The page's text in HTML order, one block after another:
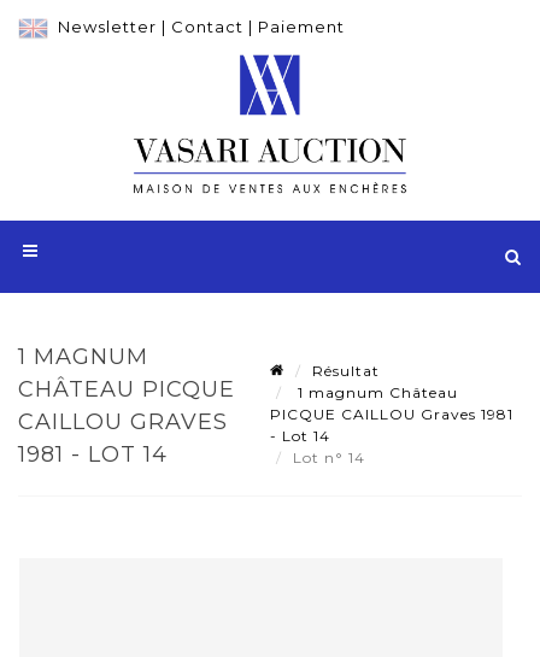
Newsletter | Contact | Paiement
1 MAGNUM
CHÂTEAU PICQUE
CAILLOU GRAVES
1981 - LOT 14
Résultat
1 magnum Château
PICQUE CAILLOU Graves 1981
- Lot 14
Lot n° 14